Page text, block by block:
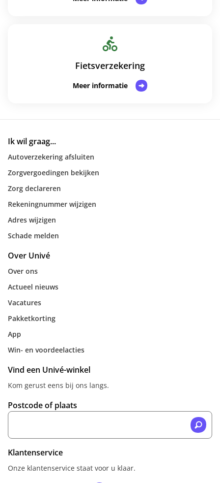
Fietsverzekering
Meer informatie
Ik wil graag...
Autoverzekering afsluiten
Zorgvergoedingen bekijken
Zorg declareren
Rekeningnummer wijzigen
Adres wijzigen
Schade melden
Over Univé
Over ons
Actueel nieuws
Vacatures
Pakketkorting
App
Win- en voordeelacties
Vind een Univé-winkel
Kom gerust eens bij ons langs.
Postcode of plaats
Klantenservice
Onze klantenservice staat voor u klaar.